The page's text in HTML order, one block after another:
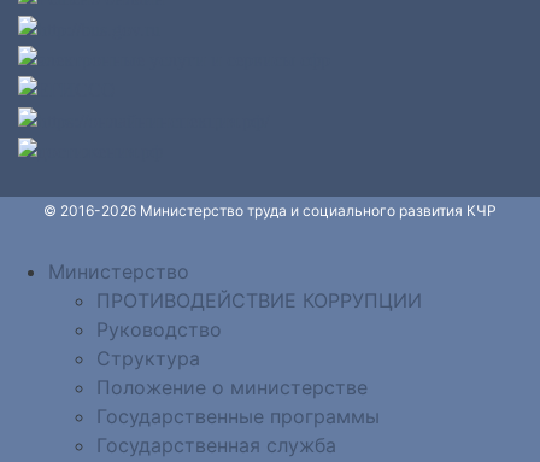
© 2016-2026 Министерство труда и социального развития КЧР
Министерство
ПРОТИВОДЕЙСТВИЕ КОРРУПЦИИ
Руководство
Структура
Положение о министерстве
Государственные программы
Государственная служба